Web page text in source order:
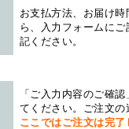
お支払方法、お届け
ら、入力フォームに
記ください。
「ご入力内容のご確
てください。ご注文
ここではご注文は完